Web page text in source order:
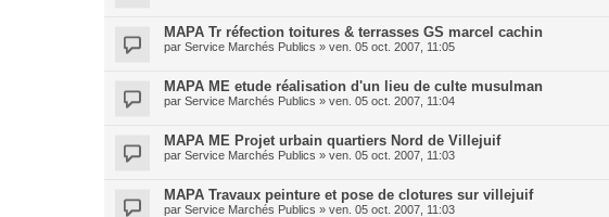
MAPA Tr réfection toitures & terrasses GS marcel cachin
par Service Marchés Publics » ven. 05 oct. 2007, 11:05
MAPA ME etude réalisation d'un lieu de culte musulman
par Service Marchés Publics » ven. 05 oct. 2007, 11:04
MAPA ME Projet urbain quartiers Nord de Villejuif
par Service Marchés Publics » ven. 05 oct. 2007, 11:03
MAPA Travaux peinture et pose de clotures sur villejuif
par Service Marchés Publics » ven. 05 oct. 2007, 11:03